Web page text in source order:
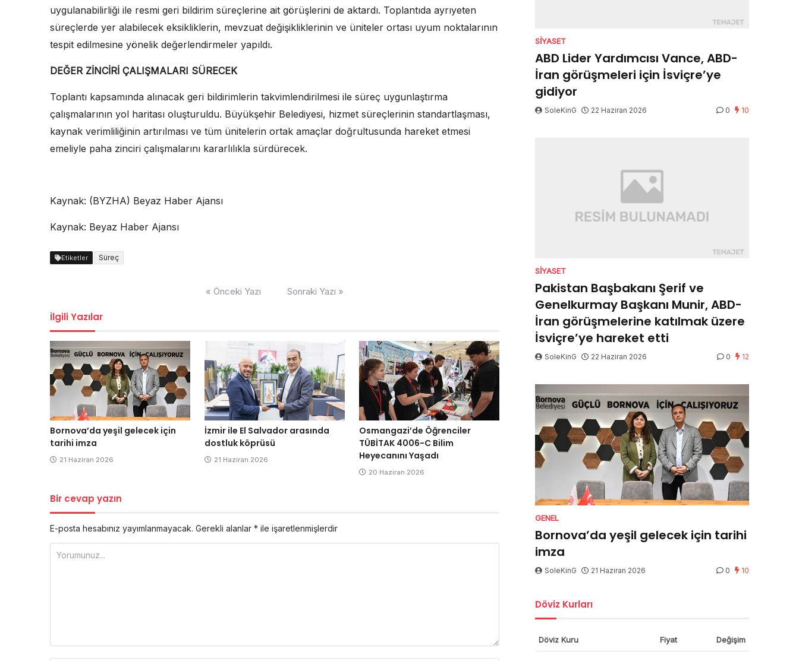
uygulanabilirliği ile resmi geri bildirim süreçlerine ait görüşlerini de aktardı. Toplantıda ayrıyeten
süreçlerde yer alabilecek eksikliklerin, mevzuat değişikliklerinin ve üniteler ortası uyum noktalarının
tespit edilmesine yönelik değerlendirmeler yapıldı.
DEĞER ZİNCİRİ ÇALIŞMALARI SÜRECEK
Toplantı kapsamında alınacak geri bildirimlerin takvimlendirilmesi ile süreç uygunlaştırma
çalışmalarının yol haritası oluşturuldu. Büyükşehir Belediyesi, hizmet süreçlerinin standartlaşması,
kaynak verimliliğinin artırılması ve tüm ünitelerin ortak amaçlar doğrultusunda hareket etmesi
emeliyle paha zinciri çalışmalarını kararlılıkla sürdürecek.
Kaynak: (BYZHA) Beyaz Haber Ajansı
Kaynak: Beyaz Haber Ajansı
Etiketler Süreç
« Önceki Yazı Sonraki Yazı »
İlgili Yazılar
Bornova’da yeşil gelecek için
tarihi imza
21 Haziran 2026
İzmir ile El Salvador arasında
dostluk köprüsü
21 Haziran 2026
Osmangazi’de Öğrenciler
TÜBİTAK 4006-C Bilim
Heyecanını Yaşadı
20 Haziran 2026
Bir cevap yazın
E-posta hesabınız yayımlanmayacak. Gerekli alanlar * ile işaretlenmişlerdir
SIYASET
ABD Lider Yardımcısı Vance, ABD-
İran görüşmeleri için İsviçre’ye
gidiyor
SoleKinG 22 Haziran 2026 0 10
SIYASET
Pakistan Başbakanı Şerif ve
Genelkurmay Başkanı Munir, ABD-
İran görüşmelerine katılmak üzere
İsviçre’ye hareket etti
SoleKinG 22 Haziran 2026 0 12
GENEL
Bornova’da yeşil gelecek için tarihi
imza
SoleKinG 21 Haziran 2026 0 10
Döviz Kurları
Döviz Kuru Fiyat Değişim